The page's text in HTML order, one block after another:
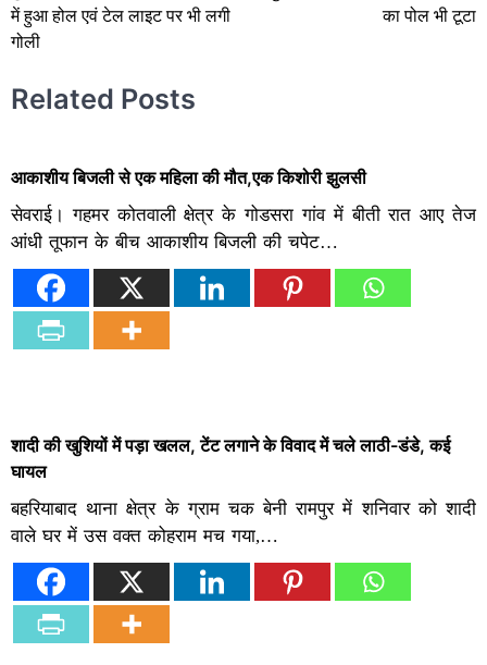
में हुआ होल एवं टेल लाइट पर भी लगी
गोली
का पोल भी टूटा
Related Posts
आकाशीय बिजली से एक महिला की मौत,एक किशोरी झुलसी
सेवराई। गहमर कोतवाली क्षेत्र के गोडसरा गांव में बीती रात आए तेज
आंधी तूफान के बीच आकाशीय बिजली की चपेट…
शादी की खुशियों में पड़ा खलल, टेंट लगाने के विवाद में चले लाठी-डंडे, कई
घायल
बहरियाबाद थाना क्षेत्र के ग्राम चक बेनी रामपुर में शनिवार को शादी
वाले घर में उस वक्त कोहराम मच गया,…